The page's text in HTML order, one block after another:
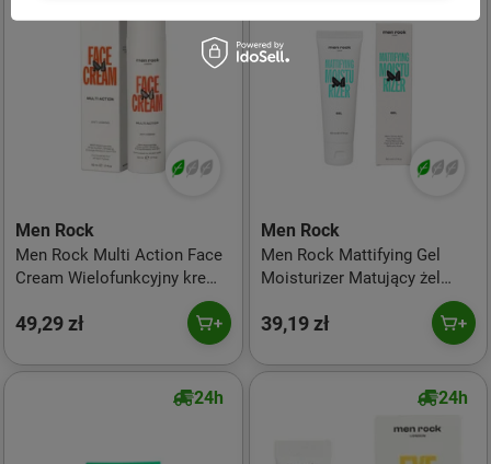
Men Rock
Men Rock Multi Action Face
Cream Wielofunkcyjny krem
49,29 zł
Men Rock
Men Rock Mattifying Gel
Moisturizer Matujący żel
39,19 zł
24h 24h